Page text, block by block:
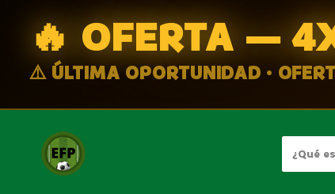
🔥 OFERTA —
⚠️ ÚLTIMA OPORTUNIDAD ·